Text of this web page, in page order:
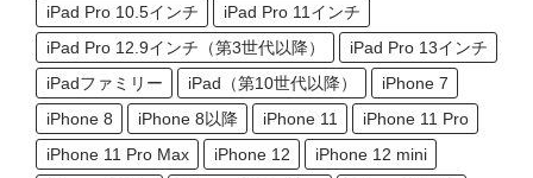
iPad Pro 10.5インチ
iPad Pro 11インチ
iPad Pro 12.9インチ（第3世代以降）
iPad Pro 13インチ
iPadファミリー
iPad（第10世代以降）
iPhone 7
iPhone 8
iPhone 8以降 iPhone 11
iPhone 11 Pro
iPhone 11 Pro Max
iPhone 12
iPhone 12 mini